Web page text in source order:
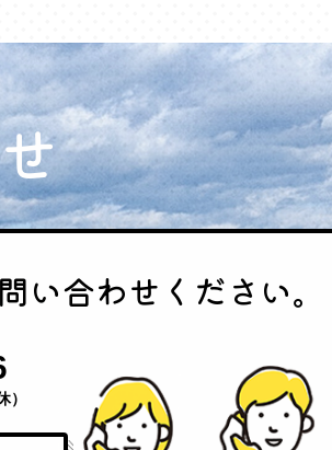
い合わせください。